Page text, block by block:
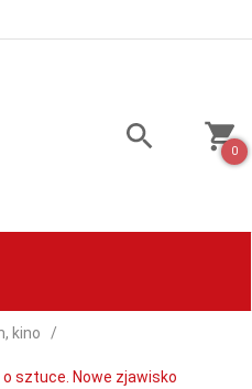
0
kino
o sztuce. Nowe zjawisko